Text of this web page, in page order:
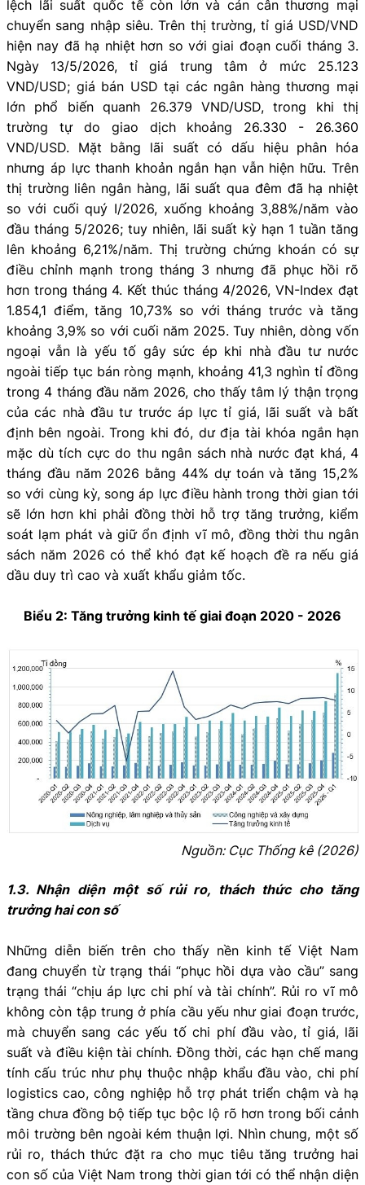
lệch lãi suất quốc tế còn lớn và cán cân thương mại
chuyển sang nhập siêu. Trên thị trường, tỉ giá USD/VND
hiện nay đã hạ nhiệt hơn so với giai đoạn cuối tháng 3.
Ngày 13/5/2026, tỉ giá trung tâm ở mức 25.123
VND/USD; giá bán USD tại các ngân hàng thương mại
lớn phổ biến quanh 26.379 VND/USD, trong khi thị
trường tự do giao dịch khoảng 26.330 - 26.360
VND/USD. Mặt bằng lãi suất có dấu hiệu phân hóa
nhưng áp lực thanh khoản ngắn hạn vẫn hiện hữu. Trên
thị trường liên ngân hàng, lãi suất qua đêm đã hạ nhiệt
so với cuối quý I/2026, xuống khoảng 3,88%/năm vào
đầu tháng 5/2026; tuy nhiên, lãi suất kỳ hạn 1 tuần tăng
lên khoảng 6,21%/năm. Thị trường chứng khoán có sự
điều chỉnh mạnh trong tháng 3 nhưng đã phục hồi rõ
hơn trong tháng 4. Kết thúc tháng 4/2026, VN-Index đạt
1.854,1 điểm, tăng 10,73% so với tháng trước và tăng
khoảng 3,9% so với cuối năm 2025. Tuy nhiên, dòng vốn
ngoại vẫn là yếu tố gây sức ép khi nhà đầu tư nước
ngoài tiếp tục bán ròng mạnh, khoảng 41,3 nghìn tỉ đồng
trong 4 tháng đầu năm 2026, cho thấy tâm lý thận trọng
của các nhà đầu tư trước áp lực tỉ giá, lãi suất và bất
định bên ngoài. Trong khi đó, dư địa tài khóa ngắn hạn
mặc dù tích cực do thu ngân sách nhà nước đạt khá, 4
tháng đầu năm 2026 bằng 44% dự toán và tăng 15,2%
so với cùng kỳ, song áp lực điều hành trong thời gian tới
sẽ lớn hơn khi phải đồng thời hỗ trợ tăng trưởng, kiểm
soát lạm phát và giữ ổn định vĩ mô, đồng thời thu ngân
sách năm 2026 có thể khó đạt kế hoạch đề ra nếu giá
dầu duy trì cao và xuất khẩu giảm tốc.
Biểu 2: Tăng trưởng kinh tế giai đoạn 2020 - 2026
Nguồn: Cục Thống kê (2026)
1.3. Nhận diện một số rủi ro, thách thức cho tăng
trưởng hai con số
Những diễn biến trên cho thấy nền kinh tế Việt Nam
đang chuyển từ trạng thái “phục hồi dựa vào cầu” sang
trạng thái “chịu áp lực chi phí và tài chính”. Rủi ro vĩ mô
không còn tập trung ở phía cầu yếu như giai đoạn trước,
mà chuyển sang các yếu tố chi phí đầu vào, tỉ giá, lãi
suất và điều kiện tài chính. Đồng thời, các hạn chế mang
tính cấu trúc như phụ thuộc nhập khẩu đầu vào, chi phí
logistics cao, công nghiệp hỗ trợ phát triển chậm và hạ
tầng chưa đồng bộ tiếp tục bộc lộ rõ hơn trong bối cảnh
môi trường bên ngoài kém thuận lợi. Nhìn chung, một số
rủi ro, thách thức đặt ra cho mục tiêu tăng trưởng hai
con số của Việt Nam trong thời gian tới có thể nhận diện